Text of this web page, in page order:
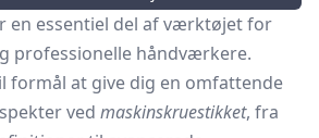
en essentiel del af værktøjet for
professionelle håndværkere.
formål at give dig en omfattende
ved maskinskruestikket, fra